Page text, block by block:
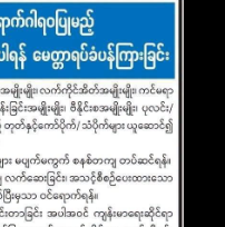
ောင်ရွက်ကြရန်
ထုတ်ပြန်ထားသည်။
ဝင်ရောက်ရာတွင် ဘောပင်
းမျိုး၊ လက်ကိုင်အိတ်များ၊
း၊ ပန်းခြင်းများ၊ ဗီနိုင်း
အလံတင်ရာတွင် အသုံးပြုသည့်
င်ဝင်ရောက်ခွင့် မပြု
နှာခေါင်းစည်း (Mask)